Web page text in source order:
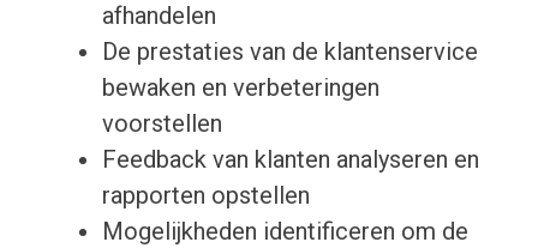
afhandelen
De prestaties van de klantenservice
bewaken en verbeteringen
voorstellen
Feedback van klanten analyseren en
rapporten opstellen
Mogelijkheden identificeren om de